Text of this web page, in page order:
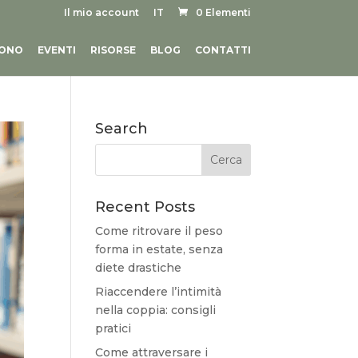
Il mio account IT 0 Elementi
EVENTI RISORSE BLOG CONTATTI
Search
Recent Posts
Come ritrovare il peso
forma in estate, senza
diete drastiche
Riaccendere l’intimità
nella coppia: consigli
pratici
Come attraversare i